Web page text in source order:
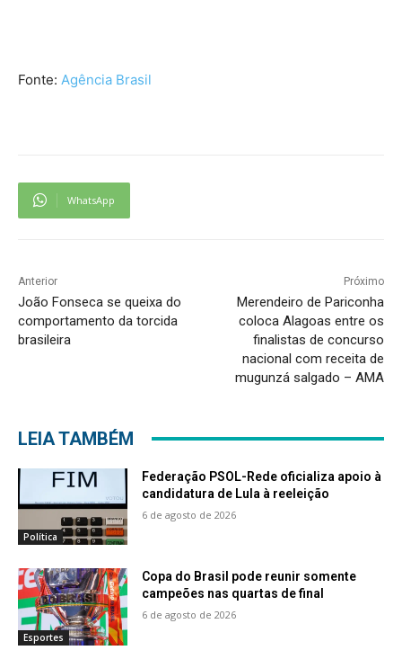
Fonte: Agência Brasil
WhatsApp
Anterior
João Fonseca se queixa do
comportamento da torcida
brasileira
Próximo
Merendeiro de Pariconha
coloca Alagoas entre os
finalistas de concurso
nacional com receita de
mugunzá salgado – AMA
LEIA TAMBÉM
Política
Federação PSOL-Rede oficializa apoio à
candidatura de Lula à reeleição
6 de agosto de 2026
Esportes
Copa do Brasil pode reunir somente
campeões nas quartas de final
6 de agosto de 2026